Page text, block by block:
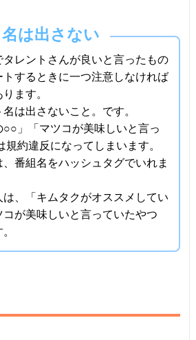
は出さない
レントさんが良いと言ったもの
トするときに一つ注意しなければ
ます。
は出さないこと。です。
○○」「マツコが美味しいと言っ
約違反になってしまいます。
番組名をハッシュタグでいれま
、「キムタクがオススメしてい
が美味しいと言っていたやつ